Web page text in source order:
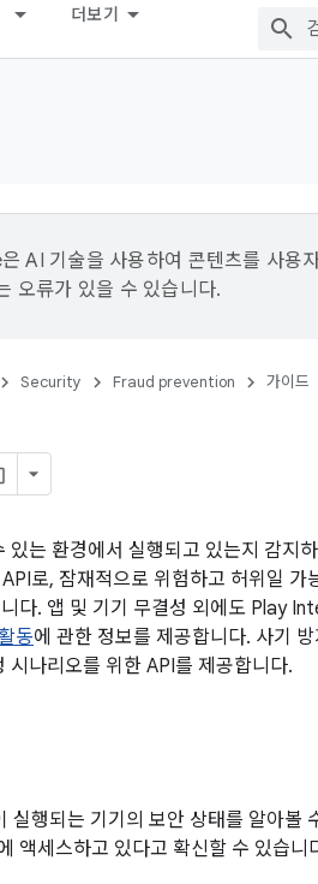
더보기
AI 기술을 사용하여 콘텐츠를 사용
오류가 있을 수 있습니다.
Security Fraud prevention 가이드
는 환경에서 실행되고 있는지 감지
로, 잠재적으로 위험하고 허위일 가
다. 앱 및 기기 무결성 외에도 Play
동에 관한 정보를 제공합니다. 사기
시나리오를 위한 API를 제공합니다.
실행되는 기기의 보안 상태를 알아볼
액세스하고 있다고 확신할 수 있습니